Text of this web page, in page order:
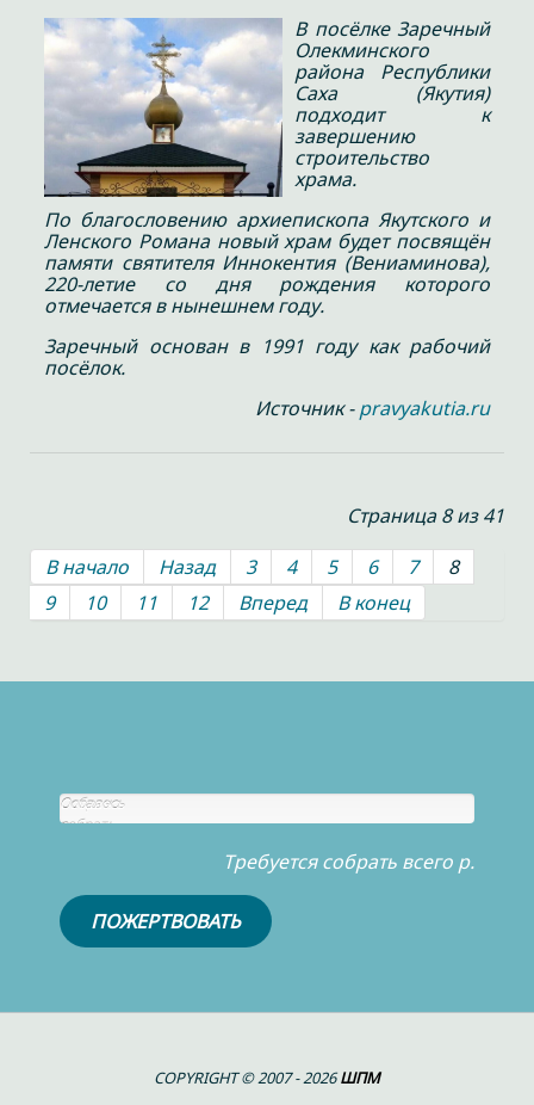
В посёлке Заречный
Олекминского
района Республики
Саха (Якутия)
подходит к
завершению
строительство
храма.
По благословению архиепископа Якутского и
Ленского Романа новый храм будет посвящён
памяти святителя Иннокентия (Вениаминова),
220-летие со дня рождения которого
отмечается в нынешнем году.
Заречный основан в 1991 году как рабочий
посёлок.
Источник -pravyakutia.ru
Страница 8 из 41
В начало
Назад 3 4 5 6 7
8
9
10 11 12 Вперед В конец
Собрано
р.
Осталось
собрать
Требуется собрать всего р.
ПОЖЕРТВОВАТЬ
COPYRIGHT © 2007 - 2026ШПМ